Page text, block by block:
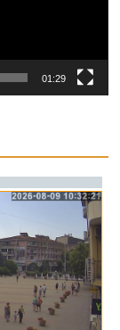
01:29